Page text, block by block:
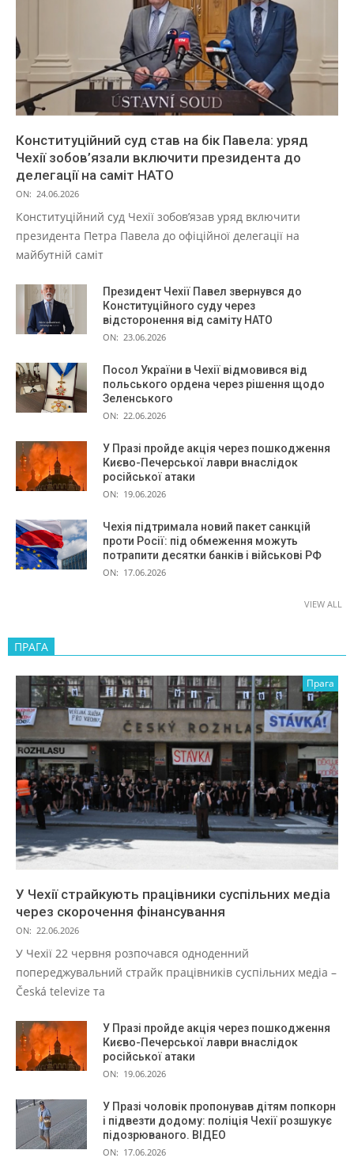
Конституційний суд став на бік Павела: уряд
Чехії зобов’язали включити президента до
делегації на саміт НАТО
ON: 24.06.2026
Конституційний суд Чехії зобов’язав уряд включити
президента Петра Павела до офіційної делегації на
майбутній саміт
Президент Чехії Павел звернувся до
Конституційного суду через
відсторонення від саміту НАТО
ON: 23.06.2026
Посол України в Чехії відмовився від
польського ордена через рішення щодо
Зеленського
ON: 22.06.2026
У Празі пройде акція через пошкодження
Києво-Печерської лаври внаслідок
російської атаки
ON: 19.06.2026
Чехія підтримала новий пакет санкцій
проти Росії: під обмеження можуть
потрапити десятки банків і військові РФ
ON: 17.06.2026
VIEW ALL
ПРАГА
Прага
У Чехії страйкують працівники суспільних медіа
через скорочення фінансування
ON: 22.06.2026
У Чехії 22 червня розпочався одноденний
попереджувальний страйк працівників суспільних медіа –
Česká televize та
У Празі пройде акція через пошкодження
Києво-Печерської лаври внаслідок
російської атаки
ON: 19.06.2026
У Празі чоловік пропонував дітям попкорн
і підвезти додому: поліція Чехії розшукує
підозрюваного. ВІДЕО
ON: 17.06.2026